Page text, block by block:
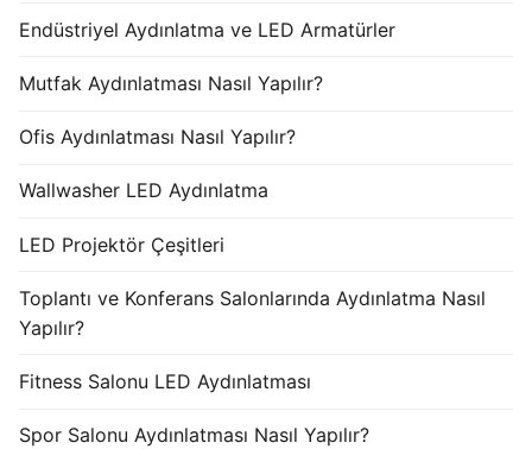
Endüstriyel Aydınlatma ve LED Armatürler
Mutfak Aydınlatması Nasıl Yapılır?
Ofis Aydınlatması Nasıl Yapılır?
Wallwasher LED Aydınlatma
LED Projektör Çeşitleri
Toplantı ve Konferans Salonlarında Aydınlatma Nasıl
Yapılır?
Fitness Salonu LED Aydınlatması
Spor Salonu Aydınlatması Nasıl Yapılır?